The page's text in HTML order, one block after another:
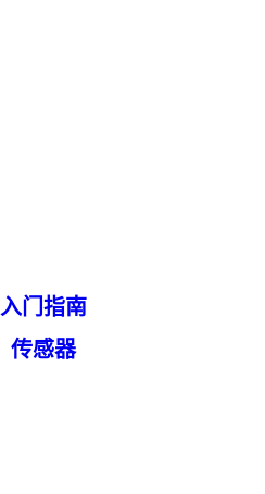
入门指南
传感器